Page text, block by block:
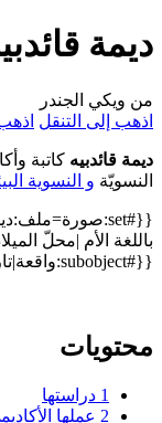
ديمة
من ويكي الجندر
اذهب إلى التنقل
ديمة قائدبيه كاتبة
النسويّة و النسوية
باللغة الأم |محلّ
{{#subobject:واقعة|تاريخ=|@category=ميلاد}}
محتويات
1 دراستها
2 عملها